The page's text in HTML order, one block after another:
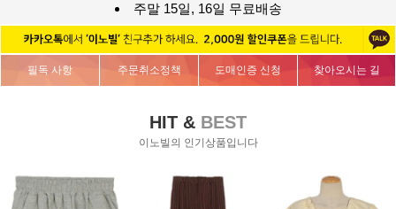
주말 15일, 16일 무료배송
필독 사항 주문취소정책 도매인증 신청 찾아오시는 길
HIT & BEST
이노빌의 인기상품입니다